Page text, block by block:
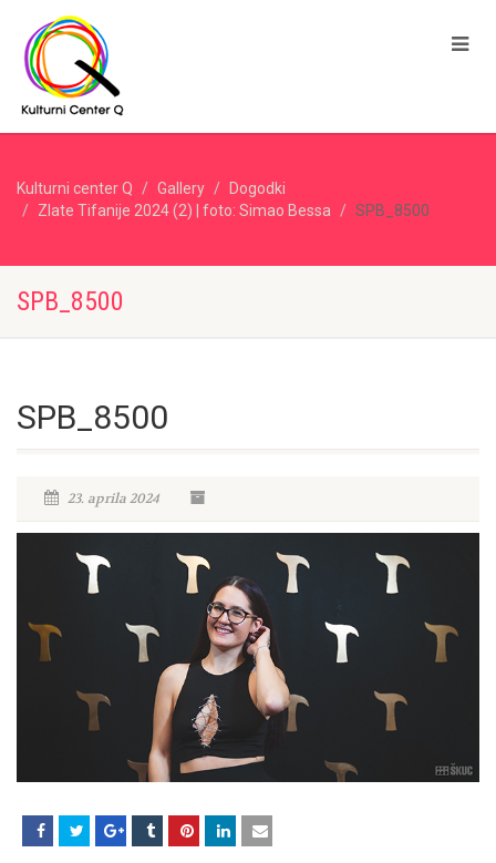
Kulturni center Q Gallery
Dogodki
Zlate Tifanije 2024 (2) | foto: Simao Bessa
SPB_8500
SPB_8500
SPB_8500
23. aprila 2024